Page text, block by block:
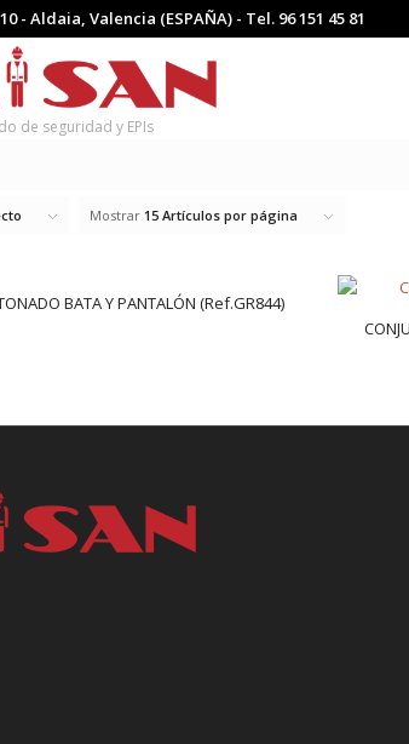
- Aldaia, Valencia (ESPAÑA) - Tel. 96 151 45 81
de seguridad y EPIs
Mostrar 15 Artículos por página
BATA Y PANTALÓN (Ref.GR844)